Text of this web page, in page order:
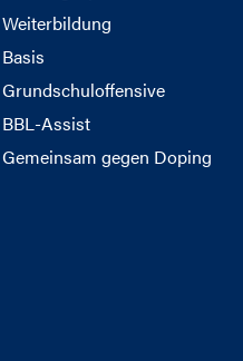
Weiterbildung
Basis
Grundschuloffensive
BBL-Assist
Gemeinsam gegen Doping